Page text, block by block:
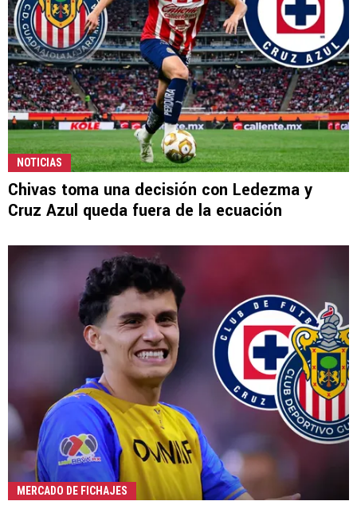
NOTICIAS
Chivas toma una decisión con Ledezma y
Cruz Azul queda fuera de la ecuación
MERCADO DE FICHAJES